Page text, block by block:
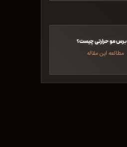
برس مو حرارتی چیست؟
مطالعه این مقاله